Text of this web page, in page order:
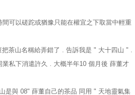
可以磋跎或猶豫只能在權宜之下取當中輕重
茶山名稱給弄錯了 . 告訴我是 " 大十四山 " .
私下消遣許久 . 大概半年10 個月後 薛董才
是與 08" 薛董自己的茶品 同用 " 天地靈氣集